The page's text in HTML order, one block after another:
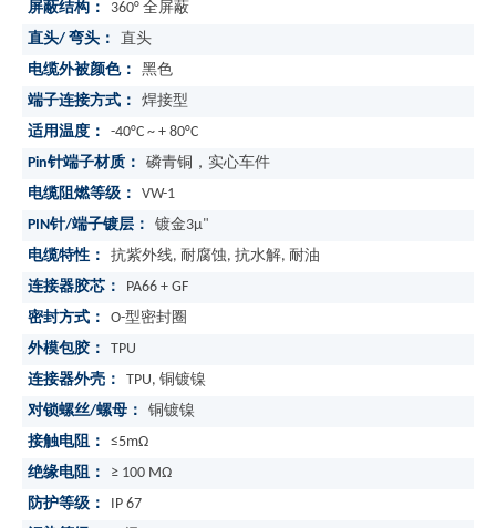
屏蔽结构：
360° 全屏蔽
直头/ 弯头：
直头
电缆外被颜色：
黑色
端子连接方式：
焊接型
适用温度：
-40°C ~ + 80°C
Pin针端子材质：
磷青铜，实心车件
电缆阻燃等级：
VW-1
PIN针/端子镀层：
镀金3μ"
电缆特性：
抗紫外线, 耐腐蚀, 抗水解, 耐油
连接器胶芯：
PA66 + GF
密封方式：
O-型密封圈
外模包胶：
TPU
连接器外壳：
TPU, 铜镀镍
对锁螺丝/螺母：
铜镀镍
接触电阻：
≤5mΩ
绝缘电阻：
≥ 100 MΩ
防护等级：
IP 67